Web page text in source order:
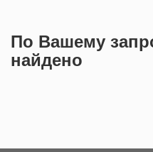
По Вашему
найдено